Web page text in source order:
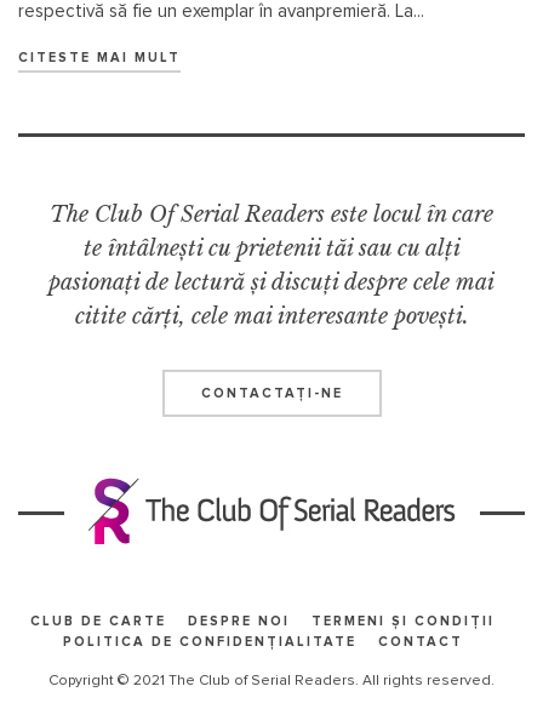
respectivă să fie un exemplar în avanpremieră. La...
CITESTE MAI MULT
The Club Of Serial Readers este locul în care
te întâlnești cu prietenii tăi sau cu alți
pasionați de lectură și discuți despre cele mai
citite cărți, cele mai interesante povești.
CONTACTAŢI-NE
CLUB DE CARTE DESPRE NOI
TERMENI ȘI CONDIȚII
POLITICA DE CONFIDENȚIALITATE
CONTACT
Copyright © 2021 The Club of Serial Readers. All rights reserved.